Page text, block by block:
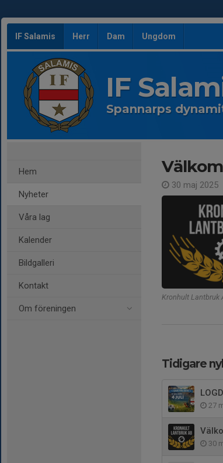
IF Salamis Herr Dam Ungdom
IF
Spannarps
Hem
Nyheter
Våra lag
Kalender
Bildgalleri
Kontakt
Om föreningen
30 maj 2025
Kronhult Lantbruk
Tidigare
27
30